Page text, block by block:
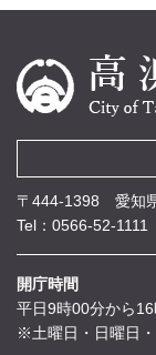
〒444-1398 愛知
Tel：0566-52-1111
開庁時間
平日9時00分から
※土曜日・日曜日